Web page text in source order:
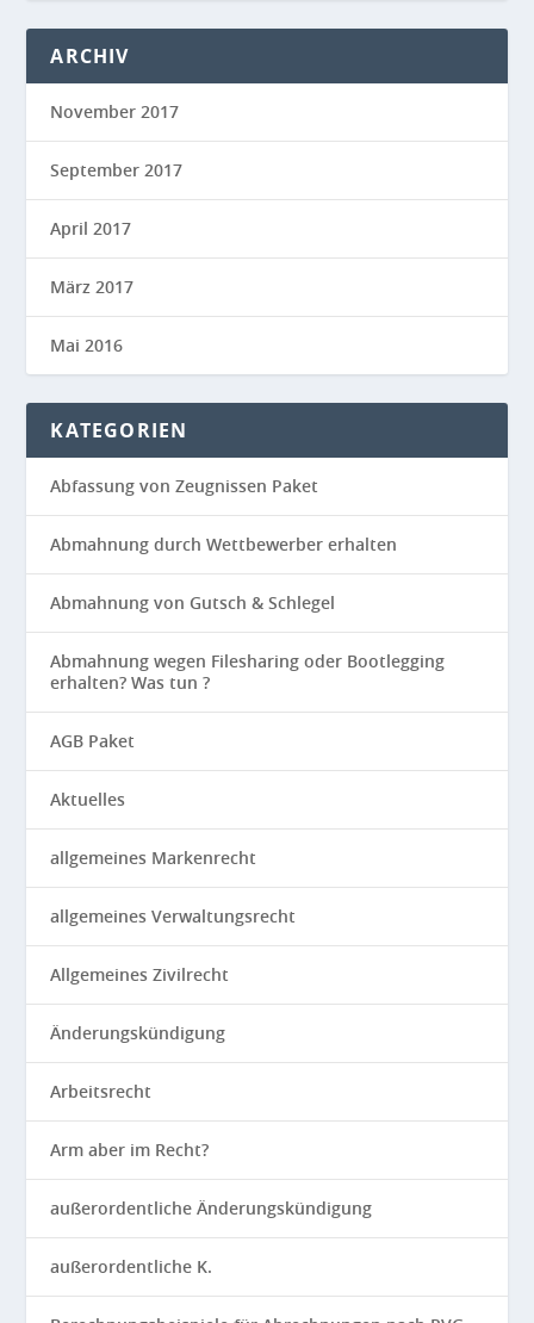
ARCHIV
November 2017
September 2017
April 2017
März 2017
Mai 2016
KATEGORIEN
Abfassung von Zeugnissen Paket
Abmahnung durch Wettbewerber erhalten
Abmahnung von Gutsch & Schlegel
Abmahnung wegen Filesharing oder Bootlegging
erhalten? Was tun ?
AGB Paket
Aktuelles
allgemeines Markenrecht
allgemeines Verwaltungsrecht
Allgemeines Zivilrecht
Änderungskündigung
Arbeitsrecht
Arm aber im Recht?
außerordentliche Änderungskündigung
außerordentliche K.